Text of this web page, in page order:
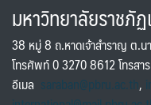
มหาวิทยาลัยราชภั
38 หมู่ 8 ถ.หาดเจ้าสำราญ ต.
โทรศัพท์ 0 3270 8612 โทรส
อีเมล saraban@pbru.ac.th,